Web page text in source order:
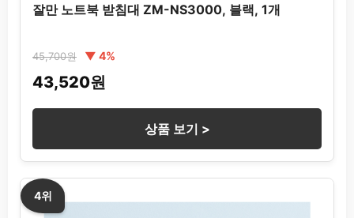
잘만 노트북 받침대 ZM-NS3000, 블랙, 1개
45,700원 ▼ 4%
43,520원
상품 보기 >
4위